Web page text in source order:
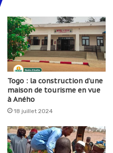
Togo : la construction d’une
maison de tourisme en vue
à Aného
18 juillet 2024